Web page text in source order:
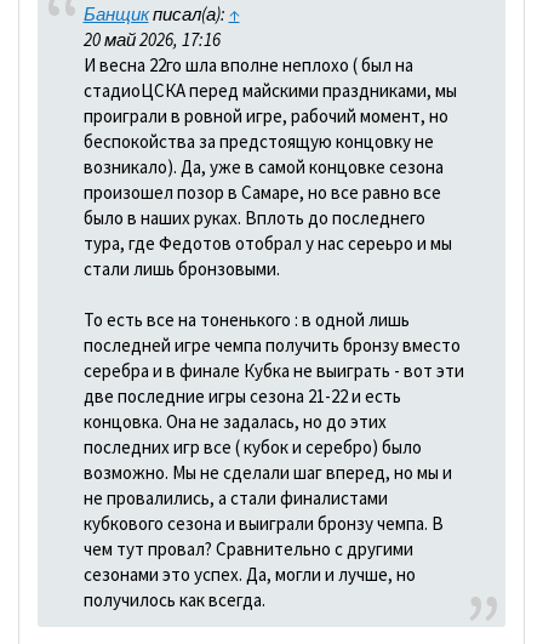
Банщикписал(а): ↑
20 май 2026, 17:16
И весна 22го шла вполне неплохо ( был на
стадиоЦСКА перед майскими праздниками, мы
проиграли в ровной игре, рабочий момент, но
беспокойства за предстоящую концовку не
возникало). Да, уже в самой концовке сезона
произошел позор в Самаре, но все равно все
было в наших руках. Вплоть до последнего
тура, где Федотов отобрал у нас сереьро и мы
стали лишь бронзовыми.
То есть все на тоненького : в одной лишь
последней игре чемпа получить бронзу вместо
серебра и в финале Кубка не выиграть - вот эти
две последние игры сезона 21-22 и есть
концовка. Она не задалась, но до этих
последних игр все ( кубок и серебро) было
возможно. Мы не сделали шаг вперед, но мы и
не провалились, а стали финалистами
кубкового сезона и выиграли бронзу чемпа. В
чем тут провал? Сравнительно с другими
сезонами это успех. Да, могли и лучше, но
получилось как всегда.